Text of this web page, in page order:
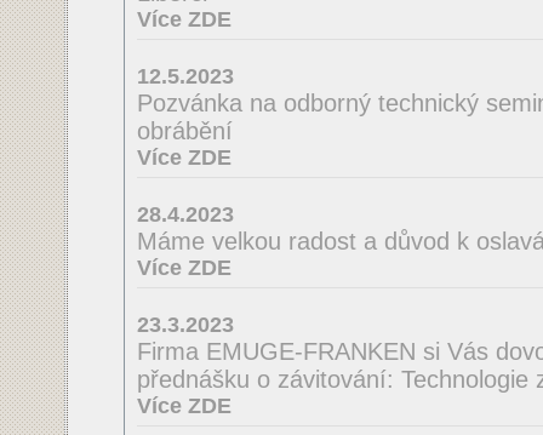
Více ZDE
12.5.2023
Pozvánka na odborný technický
obrábění
Více ZDE
28.4.2023
Máme velkou radost a důvod k
Více ZDE
23.3.2023
Firma EMUGE-FRANKEN si Vás
přednášku o závitování: Technologie
Více ZDE